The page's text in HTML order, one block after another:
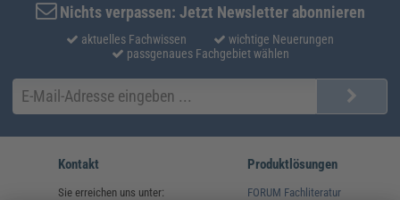
Nichts verpassen: Jetzt Newsletter abonnieren
aktuelles Fachwissen
wichtige Neuerungen
passgenaues Fachgebiet wählen
Kontakt
Sie erreichen uns unter:
Produktlösungen
FORUM Fachliteratur